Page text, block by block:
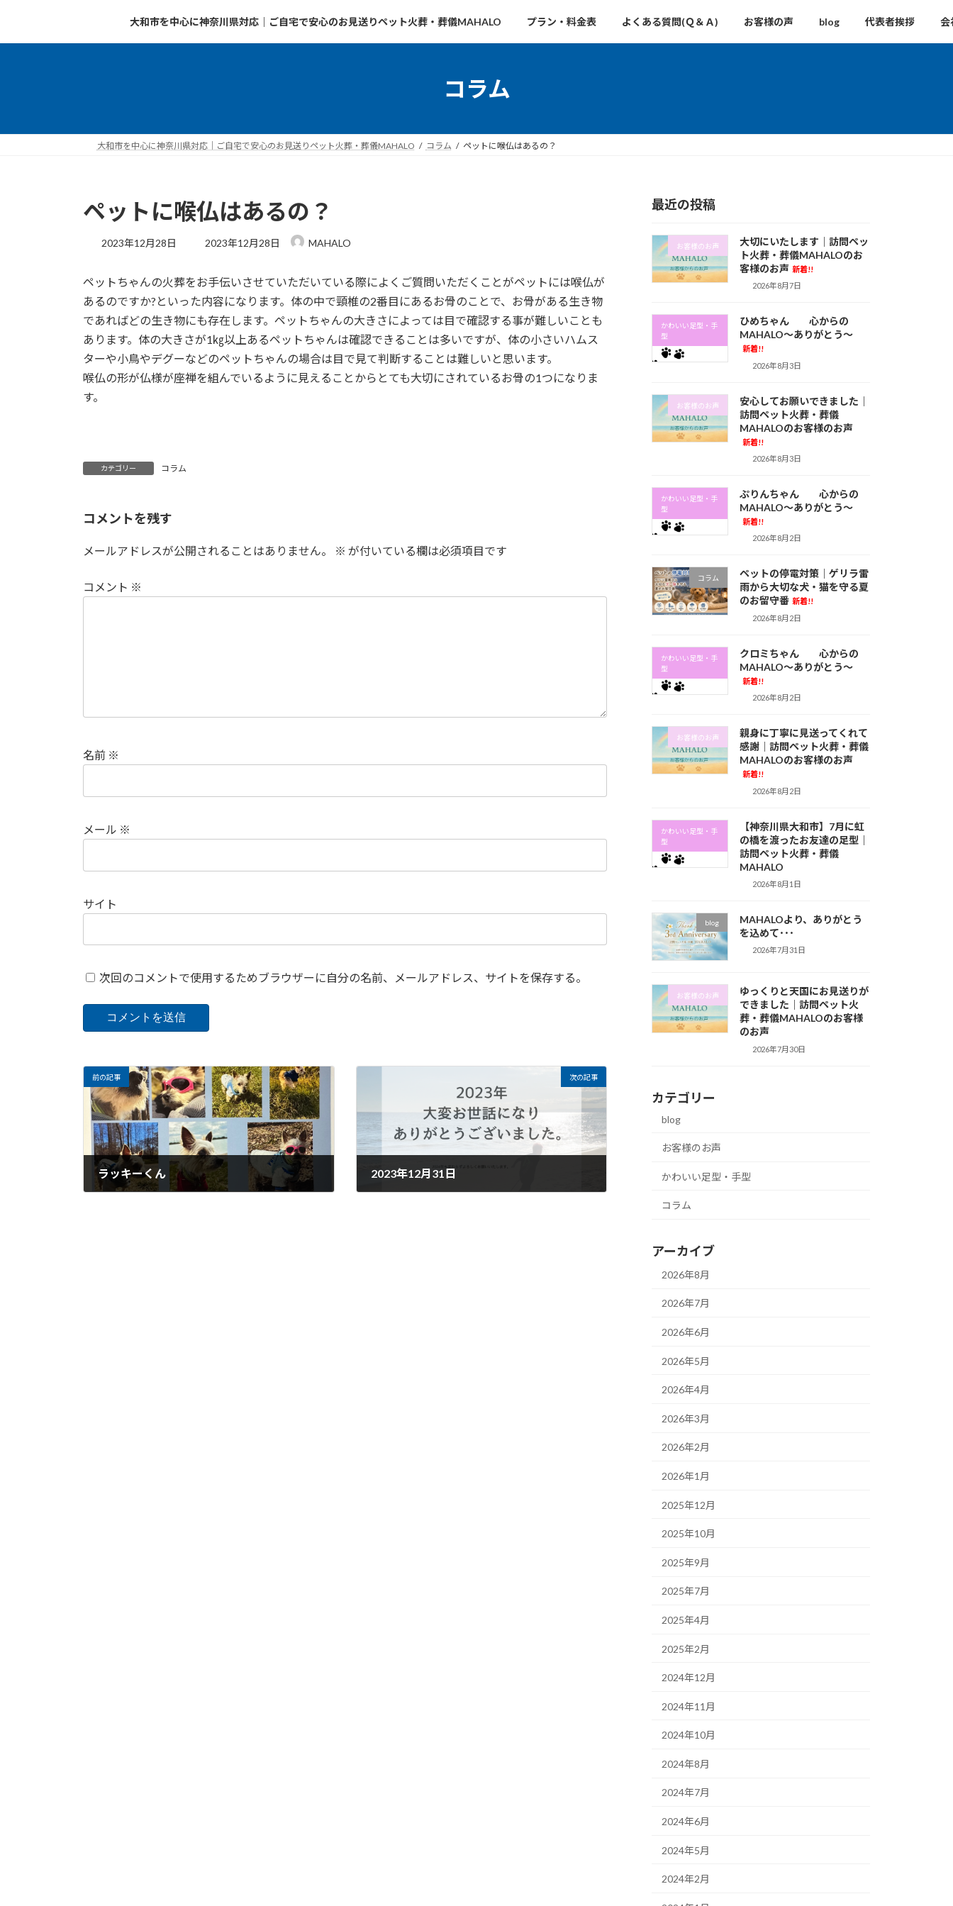
テ
ゲ
大和市を中心に神奈川県対応｜ご自宅で安心のお見送りペット火葬・葬儀MAHALO プラン・料金表 よくある質問(Ｑ＆Ａ) お客様の声 blog 代表者挨拶 会
コラム
大和市を中心に神奈川県対応｜ご自宅で安心のお見送りペット火葬・葬儀MAHALO コラム ペットに喉仏はあるの？
ペットに喉仏はあるの？
2023年12月28日
最
新
日
時
:
2023年12月28日 MAHALO
ペットちゃんの火葬をお手伝いさせていただいている際によくご質問いただくことがペットには喉仏が
あるのですか?といった内容になります。体の中で頸椎の2番目にあるお骨のことで、お骨がある生き物
であればどの生き物にも存在します。ペットちゃんの大きさによっては目で確認する事が難しいことも
あります。体の大きさが1㎏以上あるペットちゃんは確認できることは多いですが、体の小さいハムス
ターや小鳥やデグーなどのペットちゃんの場合は目で見て判断することは難しいと思います。
喉仏の形が仏様が座禅を組んでいるように見えることからとても大切にされているお骨の1つになりま
す。
カテゴリー コラム
コメントを残す
メールアドレスが公開されることはありません。 ※ が付いている欄は必須項目です
コメント ※
名前 ※
メール ※
サイト
次回のコメントで使用するためブラウザーに自分の名前、メールアドレス、サイトを保存する。
前の記事
ラッキーくん
次の記事
2023年12月31日
最近の投稿
お客様のお声
大切にいたします｜訪問ペッ
ト火葬・葬儀MAHALOのお
客様のお声 新着!!
2026年8月7日
かわいい足型・手
型
ひめちゃん 心からの
MAHALO～ありがとう～
新着!!
2026年8月3日
お客様のお声
安心してお願いできました｜
訪問ペット火葬・葬儀
MAHALOのお客様のお声
新着!!
2026年8月3日
かわいい足型・手
型
ぷりんちゃん 心からの
MAHALO～ありがとう～
新着!!
2026年8月2日
コラム
ペットの停電対策｜ゲリラ雷
雨から大切な犬・猫を守る夏
のお留守番 新着!!
2026年8月2日
かわいい足型・手
型
クロミちゃん 心からの
MAHALO～ありがとう～
新着!!
2026年8月2日
お客様のお声
親身に丁寧に見送ってくれて
感謝｜訪問ペット火葬・葬儀
MAHALOのお客様のお声
新着!!
2026年8月2日
かわいい足型・手
型
【神奈川県大和市】7月に虹
の橋を渡ったお友達の足型｜
訪問ペット火葬・葬儀
MAHALO
2026年8月1日
blog
MAHALOより、ありがとう
を込めて･･･
2026年7月31日
お客様のお声
ゆっくりと天国にお見送りが
できました｜訪問ペット火
葬・葬儀MAHALOのお客様
のお声
2026年7月30日
カテゴリー
blog
お客様のお声
かわいい足型・手型
コラム
アーカイブ
2026年8月
2026年7月
2026年6月
2026年5月
2026年4月
2026年3月
2026年2月
2026年1月
2025年12月
2025年10月
2025年9月
2025年7月
2025年4月
2025年2月
2024年12月
2024年11月
2024年10月
2024年8月
2024年7月
2024年6月
2024年5月
2024年2月